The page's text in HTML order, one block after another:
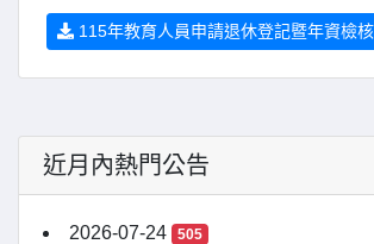
115年教育人員申請退休登記暨年資檢
近月內熱門公告
2026-07-24 505